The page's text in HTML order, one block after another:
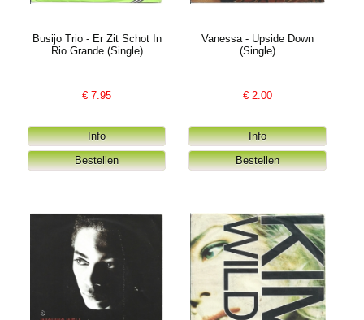
Busijo Trio - Er Zit Schot In
Rio Grande (Single)
€7.95
Vanessa - Upside Down
(Single)
€ 2.00